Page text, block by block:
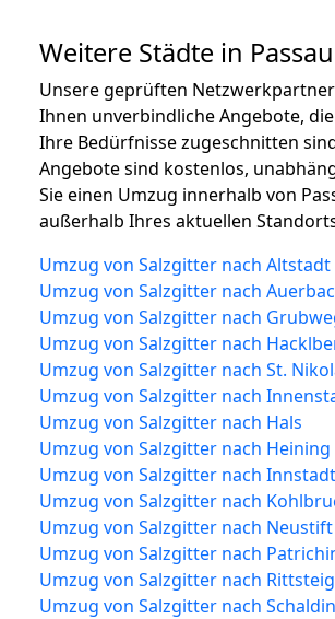
Weitere Städte in Passau
Unsere geprüften
Ihnen unverbindliche Angebote,
Ihre Bedürfnisse zugeschnitten
Angebote sind kostenlos,
Sie einen Umzug innerhalb von
außerhalb Ihres aktuellen
Umzug von Salzgitter nach Altstadt
Umzug von Salzgitter nach
Umzug von Salzgitter nach
Umzug von Salzgitter nach
Umzug von Salzgitter nach St.
Umzug von Salzgitter nach
Umzug von Salzgitter nach Hals
Umzug von Salzgitter nach Heining
Umzug von Salzgitter nach Innstadt
Umzug von Salzgitter nach
Umzug von Salzgitter nach Neustift
Umzug von Salzgitter nach
Umzug von Salzgitter nach Rittsteig
Umzug von Salzgitter nach